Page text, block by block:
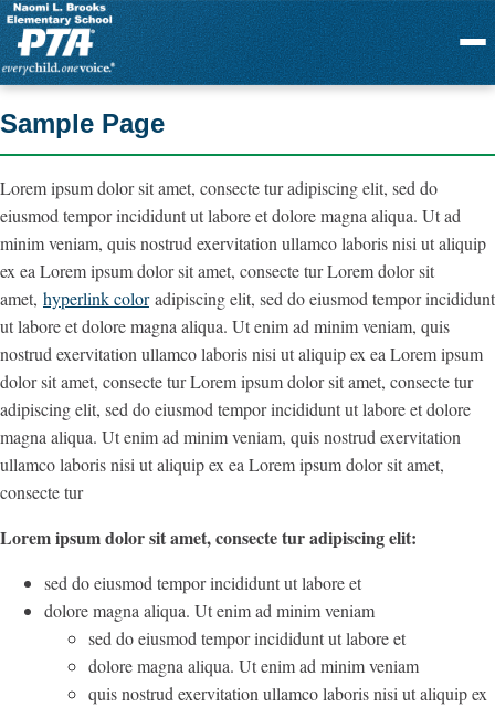
Menu
Sample Page
Lorem ipsum dolor sit amet, consecte tur adipiscing elit, sed do
eiusmod tempor incididunt ut labore et dolore magna aliqua. Ut ad
minim veniam, quis nostrud exervitation ullamco laboris nisi ut aliquip
ex ea Lorem ipsum dolor sit amet, consecte tur Lorem dolor sit
amet, hyperlink coloradipiscing elit, sed do eiusmod tempor incididunt
ut labore et dolore magna aliqua. Ut enim ad minim veniam, quis
nostrud exervitation ullamco laboris nisi ut aliquip ex ea Lorem ipsum
dolor sit amet, consecte tur Lorem ipsum dolor sit amet, consecte tur
adipiscing elit, sed do eiusmod tempor incididunt ut labore et dolore
magna aliqua. Ut enim ad minim veniam, quis nostrud exervitation
ullamco laboris nisi ut aliquip ex ea Lorem ipsum dolor sit amet,
consecte tur
Lorem ipsum dolor sit amet, consecte tur adipiscing elit:
sed do eiusmod tempor incididunt ut labore et
dolore magna aliqua. Ut enim ad minim veniam
sed do eiusmod tempor incididunt ut labore et
dolore magna aliqua. Ut enim ad minim veniam
quis nostrud exervitation ullamco laboris nisi ut aliquip ex